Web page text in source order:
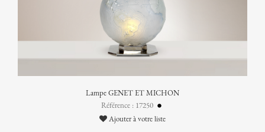
Lampe GENET ET MICHON
Référence : 17250
Ajouter à votre liste